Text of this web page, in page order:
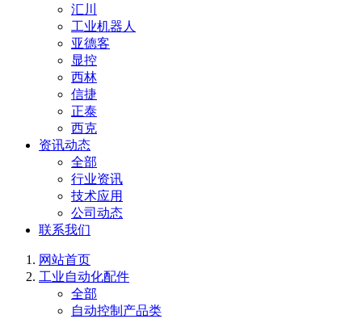
汇川
工业机器人
亚德客
显控
西林
信捷
正泰
西克
资讯动态
全部
行业资讯
技术应用
公司动态
联系我们
网站首页
工业自动化配件
全部
自动控制产品类